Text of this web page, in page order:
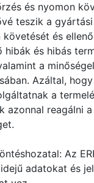
és nyomon
teszik a
és
és hibás
a
Azáltal,
a
azonnal reagálni
Az
adatokat és